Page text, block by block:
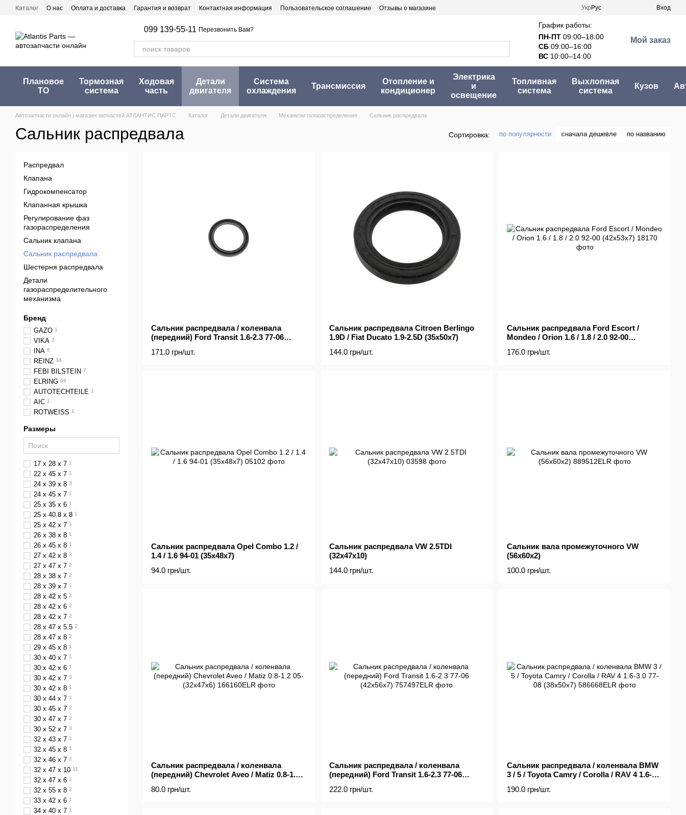
Перейти к основному контенту
Каталог О нас Оплата и доставка Гарантия и возврат Контактная информация Пользовательское соглашение Отзывы о магазине Укр Рус Вход
099 139-55-11 Перезвонить Вам?
График работы:
ПН-ПТ 09:00–18:00
СБ 09:00–16:00
ВС 10:00–14:00
Мой заказ
Плановое
ТО
Тормозная
система
Ходовая
часть
Детали
двигателя
Система
охлаждения
Трансмиссия
Отопление и
кондиционер
Электрика
и
освещение
Топливная
система
Выхлопная
система
Кузов
Автозапчасти онлайн | магазин запчастей АТЛАНТИС ПАРТС Каталог Детали двигателя Механизм газораспределения Сальник распредвала
Сальник распредвала Сортировка: по популярности сначала дешевле по названию
Сальник распредвала / коленвала
(передний) Ford Transit 1.6-2.3 77-06
171.0 грн/шт.
Сальник распредвала Citroen Berlingo
1.9D / Fiat Ducato 1.9-2.5D (35x50x7)
144.0 грн/шт.
Сальник распредвала Ford Escort /
Mondeo / Orion 1.6 / 1.8 / 2.0 92-00
176.0 грн/шт.
Сальник распредвала Opel Combo 1.2 /
1.4 / 1.6 94-01 (35x48x7)
94.0 грн/шт.
Сальник распредвала VW 2.5TDI
(32x47x10)
144.0 грн/шт.
Сальник вала промежуточного VW
(56x60x2)
100.0 грн/шт.
Сальник распредвала / коленвала
(передний) Chevrolet Aveo / Matiz 0.8-1.2
80.0 грн/шт.
Сальник распредвала / коленвала
(передний) Ford Transit 1.6-2.3 77-06
222.0 грн/шт.
Сальник распредвала / коленвала BMW
3 / 5 / Toyota Camry / Corolla / RAV 4 1.6-3.0
190.0 грн/шт.
Распредвал
Клапана
Гидрокомпенсатор
Клапанная крышка
Регулирование фаз
газораспределения
Сальник клапана
Сальник распредвала
Шестерня распредвала
Детали
газораспределительного
механизма
Бренд
GAZO 1
VIKA 2
INA 6
REINZ 34
FEBI BILSTEIN 7
ELRING 68
AUTOTECHTEILE 1
AIC 1
ROTWEISS 1
Размеры
17 x 28 x 7 1
22 x 45 x 7 1
24 x 39 x 8 3
24 x 45 x 7 1
25 x 35 x 6 1
25 x 40.8 x 8 1
25 x 42 x 7 1
26 x 38 x 8 1
26 x 45 x 8 1
27 x 42 x 8 3
27 x 47 x 7 2
28 x 38 x 7 2
28 x 39 x 7 1
28 x 42 x 5 2
28 x 42 x 6 2
28 x 42 x 7 2
28 x 47 x 5.5 2
28 x 47 x 8 2
29 x 45 x 8 1
30 x 40 x 7 1
30 x 42 x 6 1
30 x 42 x 7 3
30 x 42 x 8 1
30 x 44 x 7 1
30 x 45 x 7 2
30 x 47 x 7 2
30 x 52 x 7 3
32 x 43 x 7 1
32 x 45 x 8 1
32 x 46 x 7 2
32 x 47 x 10 11
32 x 47 x 6 1
32 x 55 x 8 2
33 x 42 x 6 1
34 x 40 x 7 1